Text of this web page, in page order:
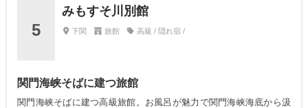
5
みもすそ川別館
下関 旅館 高級 / 隠れ宿 /
関門海峡そばに建つ旅館
関門海峡そばに建つ高級旅館。お風呂が魅力で関門海峡海底から汲